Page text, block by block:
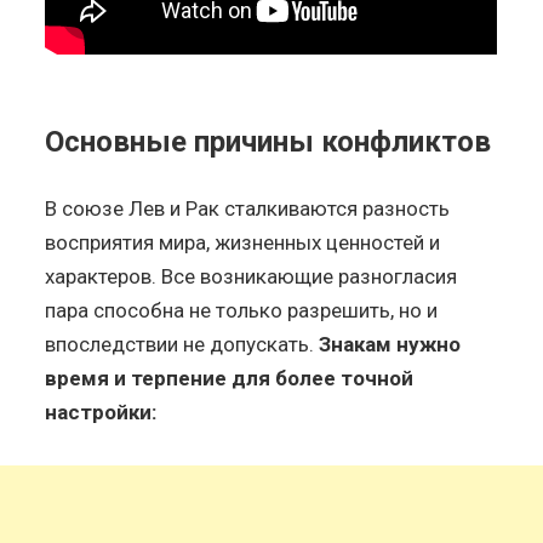
Основные причины конфликтов
В союзе Лев и Рак сталкиваются разность
восприятия мира, жизненных ценностей и
характеров. Все возникающие разногласия
пара способна не только разрешить, но и
впоследствии не допускать.Знакам нужно
время и терпение для более точной
настройки: